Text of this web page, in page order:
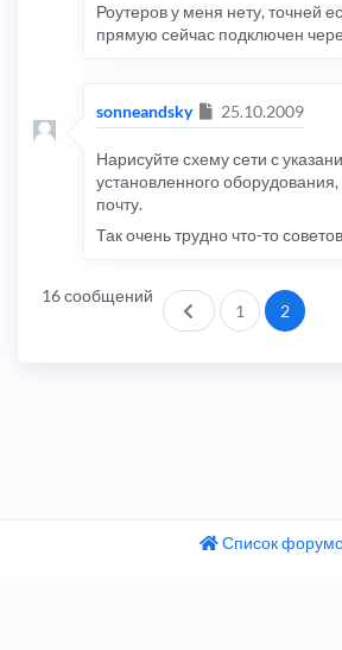
Роутеров у меня нету, точней
прямую сейчас подключен
sonneandsky Сообщение
25.10.2009
Нарисуйте схему сети с
установленного оборудования,
почту.
Так очень трудно что-то
16 сообщений
Пред.1 2
Список